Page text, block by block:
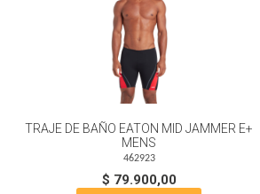
TRAJE DE BAÑO EATON MID JAMMER E+
MENS
462923
$ 79.900,00